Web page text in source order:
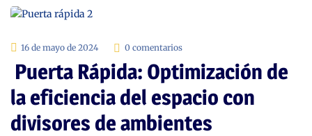
16 de mayo de 2024 0 comentarios
Puerta Rápida: Optimización de
la eficiencia del espacio con
divisores de ambientes